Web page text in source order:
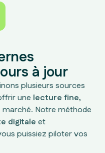
à jour
plusieurs sources
une lecture fine,
Notre méthode
digitale et
puissiez piloter vos